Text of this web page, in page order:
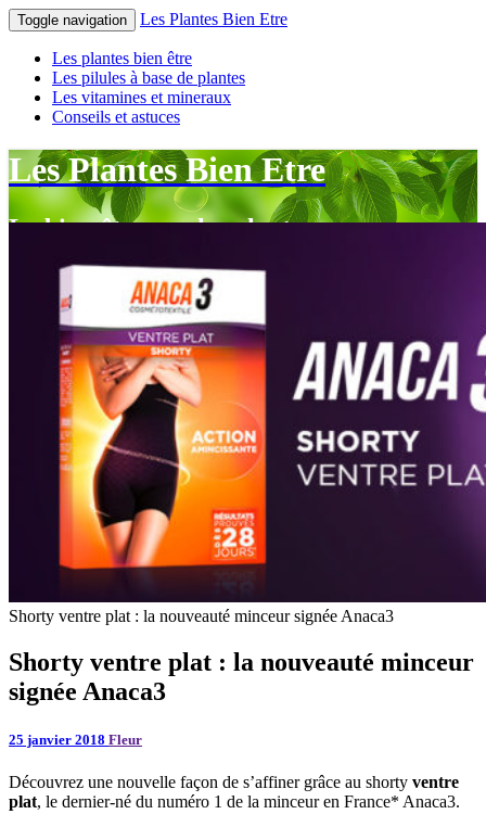
Toggle navigation Les Plantes Bien Etre
Les plantes bien être
Les pilules à base de plantes
Les vitamines et mineraux
Conseils et astuces
Les Plantes Bien Etre
Le bien-être par les plantes
Shorty ventre plat : la nouveauté minceur signée Anaca3
Shorty ventre plat : la nouveauté minceur
signée Anaca3
25 janvier 2018 Fleur
Découvrez une nouvelle façon de s’affiner grâce au shorty ventre
plat, le dernier-né du numéro 1 de la minceur en France* Anaca3.